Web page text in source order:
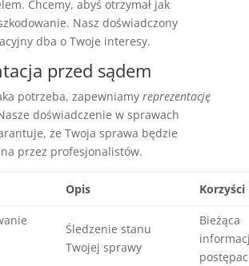
Chcemy, abyś otrzymał jak
Nasz doświadczony
dba o Twoje interesy.
przed sądem
potrzeba, zapewniamy reprezentację
doświadczenie w sprawach
że Twoja sprawa będzie
przez profesjonalistów.
Opis Korzyści
Śledzenie stanu
Twojej sprawy
Bieżąca